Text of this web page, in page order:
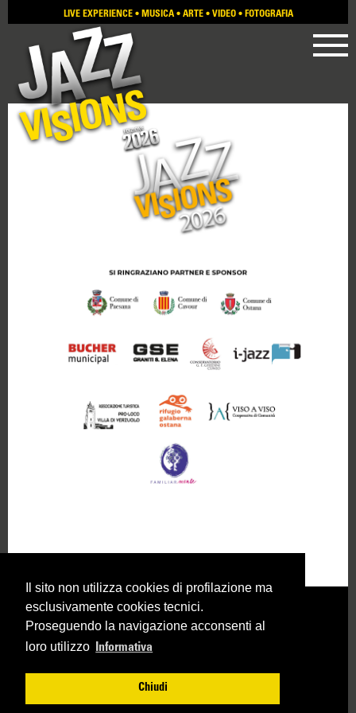
Il sito non utilizza cookies di profilazione ma
esclusivamente cookies tecnici.
Proseguendo la navigazione acconsenti al
loro utilizzo Informativa
Chiudi
LIVE EXPERIENCE• MUSICA• ARTE• VIDEO• FOTOGRAFIA
LIVE EXPERIENCE • MUSICA ARTE
Ass. Class & Jazz - p.iva 03790500049 - c.f. 94048430048
Via dei Mille, 6 - Pinerolo, Piemonte, 10064
Ass. Class & Jazz
Ass. Cenacolo M.Ginotta